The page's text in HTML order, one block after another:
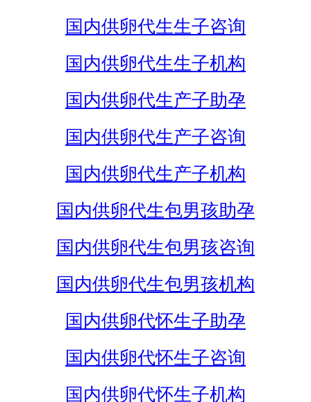
国内供卵代生生子咨询
国内供卵代生生子机构
国内供卵代生产子助孕
国内供卵代生产子咨询
国内供卵代生产子机构
国内供卵代生包男孩助孕
国内供卵代生包男孩咨询
国内供卵代生包男孩机构
国内供卵代怀生子助孕
国内供卵代怀生子咨询
国内供卵代怀生子机构